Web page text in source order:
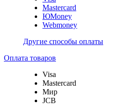
Mastercard
ЮMoney
Webmoney
Другие способы оплаты
Оплата товаров
Visa
Mastercard
Мир
JCB